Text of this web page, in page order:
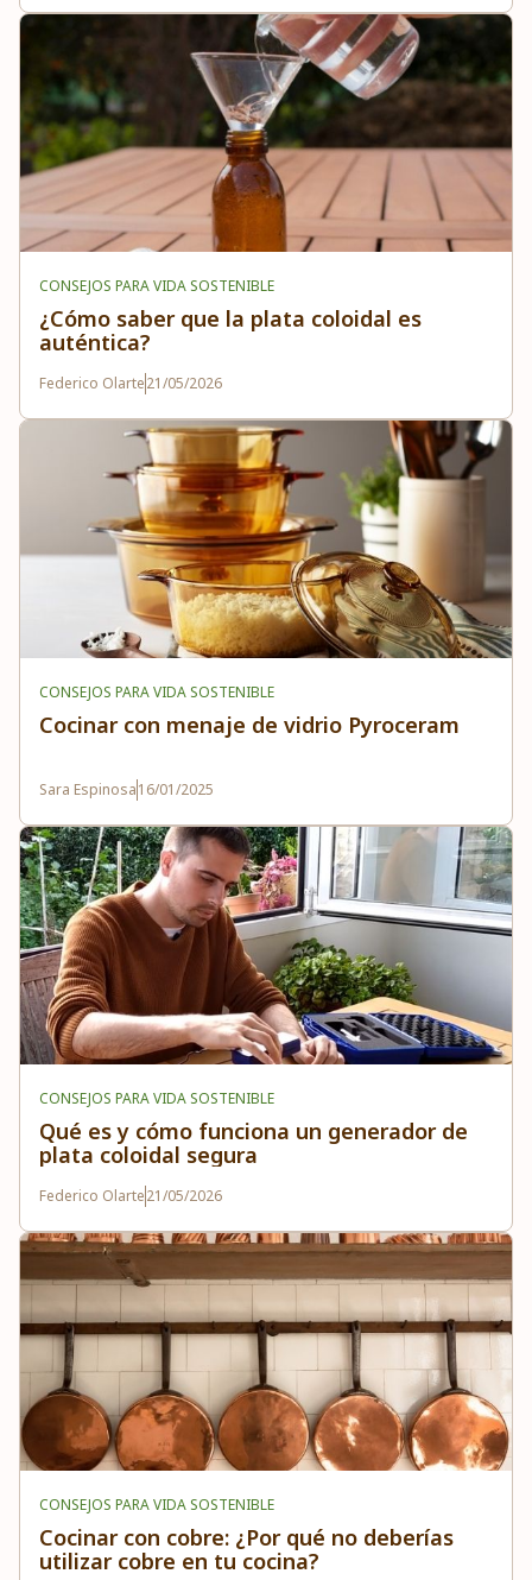
CONSEJOS PARA VIDA SOSTENIBLE
¿Cómo saber que la plata coloidal es
auténtica?
Federico Olarte21/05/2026
CONSEJOS PARA VIDA SOSTENIBLE
Cocinar con menaje de vidrio Pyroceram
Sara Espinosa16/01/2025
CONSEJOS PARA VIDA SOSTENIBLE
Qué es y cómo funciona un generador de
plata coloidal segura
Federico Olarte21/05/2026
CONSEJOS PARA VIDA SOSTENIBLE
Cocinar con cobre: ¿Por qué no deberías
utilizar cobre en tu cocina?